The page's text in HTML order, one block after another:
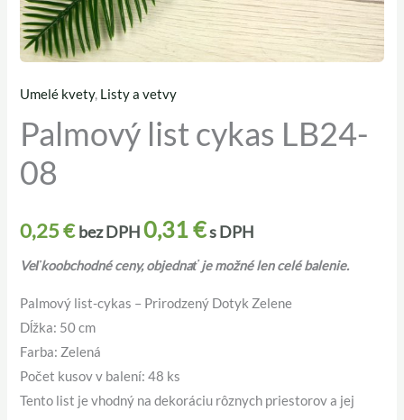
Umelé kvety, Listy a vetvy
Palmový list cykas LB24-
08
0,25€ bez DPH0,31€s DPH
Veľkoobchodné ceny, objednať je možné len celé balenie.
Palmový list-cykas – Prirodzený Dotyk Zelene
Dĺžka: 50 cm
Farba: Zelená
Počet kusov v balení: 48 ks
Tento list je vhodný na dekoráciu rôznych priestorov a jej
množstvo
Palmový
list
cykas
08